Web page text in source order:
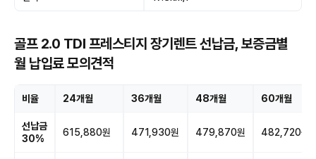
골프 2.0 TDI 프레스티지 장기렌트 선납금, 보증금별
월 납입료 모의견적
비율 24개월 36개월 48개월 60개월
선납금
30%
615,880원 471,930원 479,870원 482,720원